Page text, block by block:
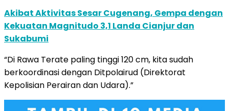
Akibat Aktivitas Sesar Cugenang, Gempa dengan
Kekuatan Magnitudo 3,1 Landa Cianjur dan
Sukabumi
“Di Rawa Terate paling tinggi 120 cm, kita sudah
berkoordinasi dengan Ditpolairud (Direktorat
Kepolisian Perairan dan Udara).”